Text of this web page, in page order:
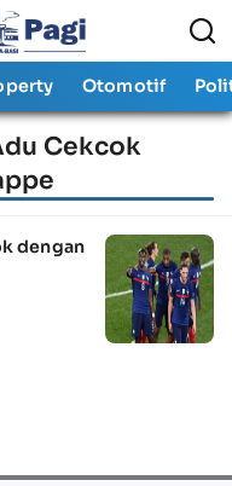
Otomotif
Cekcok
dengan